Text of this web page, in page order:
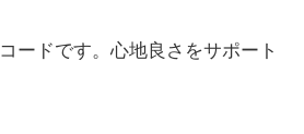
ードです。心地良さをサポート